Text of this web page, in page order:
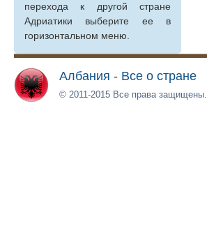
перехода к другой стране
Адриатики выберите ее в
горизонтальном меню.
Албания - Все о стране
© 2011-2015 Все права защищены.